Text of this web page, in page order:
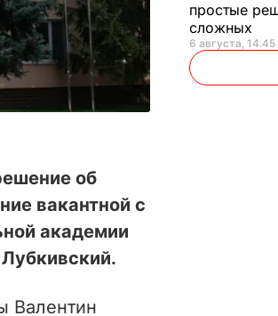
об
вакантной с
академии
Валентин
простые
сложных
6 августа, 14.45